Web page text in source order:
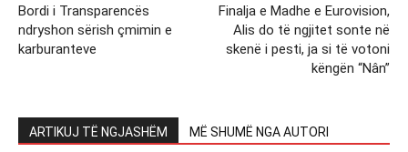
Bordi i Transparencës
ndryshon sërish çmimin e
karburanteve
Finalja e Madhe e Eurovision,
Alis do të ngjitet sonte në
skenë i pesti, ja si të votoni
këngën “Nân”
ARTIKUJ TË NGJASHËM MË SHUMË NGA AUTORI